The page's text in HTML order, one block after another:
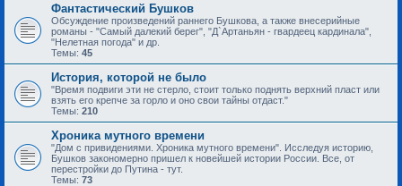
Фантастический Бушков
Обсуждение произведений раннего Бушкова, а также внесерийные
романы - "Самый далекий берег", "Д`Артаньян - гвардеец кардинала",
"Нелетная погода" и др.
Темы: 45
История, которой не было
"Время подвиги эти не стерло, стоит только поднять верхний пласт или
взять его крепче за горло и оно свои тайны отдаст."
Темы: 210
Хроника мутного времени
"Дом с привидениями. Хроника мутного времени". Исследуя историю,
Бушков закономерно пришел к новейшей истории России. Все, от
перестройки до Путина - тут.
Темы: 73